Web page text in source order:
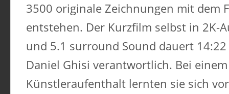
3500 originale Zeichnungen mit dem
entstehen. Der Kurzfilm selbst in 2K-
und 5.1 surround Sound dauert
Daniel Ghisi verantwortlich. Bei
Künstleraufenthalt lernten sie sich